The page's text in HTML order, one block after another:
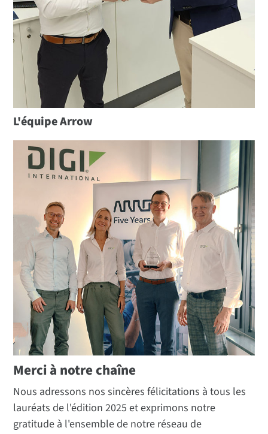
L'équipe Arrow
Merci à notre chaîne
Nous adressons nos sincères félicitations à tous les
lauréats de l'édition 2025 et exprimons notre
gratitude à l'ensemble de notre réseau de